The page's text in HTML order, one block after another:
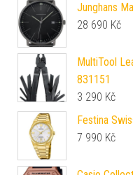
Junghans
28 690 Kč
MultiTool
831151
3 290 Kč
Festina
7 990 Kč